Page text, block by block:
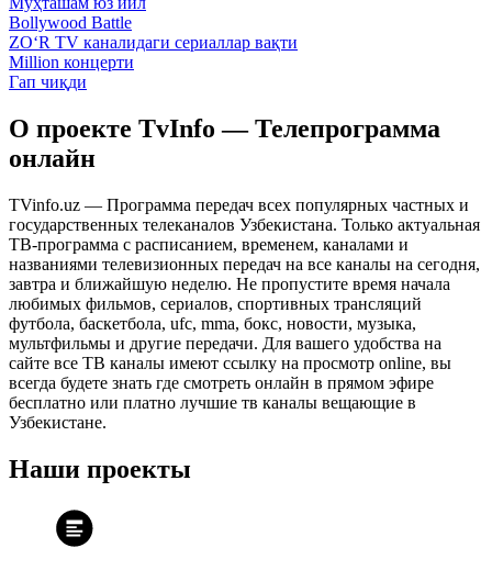
Bollywood Battle
ZO‘R TV каналидаги сериаллар вақти
Million концерти
Гап чиқди
О проекте TvInfo — Телепрограмма
онлайн
TVinfo.uz — Программа передач всех популярных частных и
государственных телеканалов Узбекистана. Только актуальная
ТВ-программа с расписанием, временем, каналами и
названиями телевизионных передач на все каналы на сегодня,
завтра и ближайшую неделю. Не пропустите время начала
любимых фильмов, сериалов, спортивных трансляций
футбола, баскетбола, ufc, mma, бокс, новости, музыка,
мультфильмы и другие передачи. Для вашего удобства на
сайте все ТВ каналы имеют ссылку на просмотр online, вы
всегда будете знать где смотреть онлайн в прямом эфире
бесплатно или платно лучшие тв каналы вещающие в
Узбекистане.
Наши проекты